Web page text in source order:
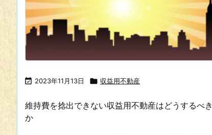
 2023年11月13日  収益用不動産
維持費を捻出できない収益用不動産はどうするべき
か